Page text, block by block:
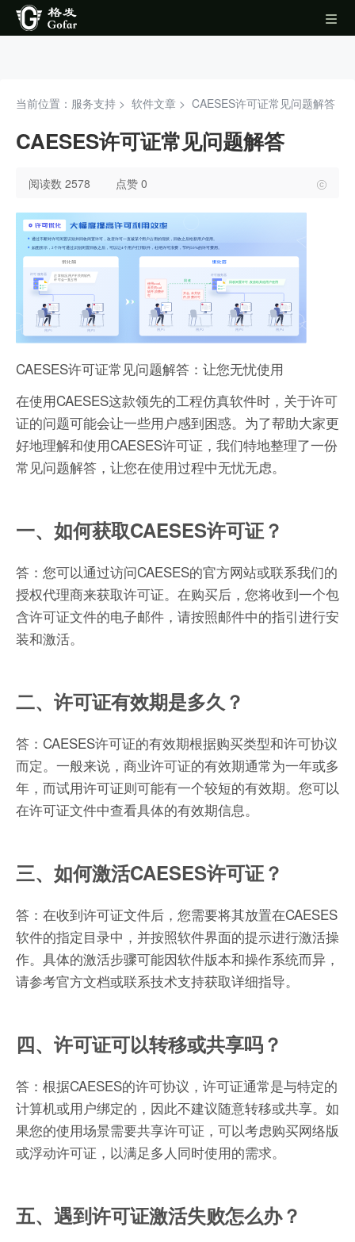
当前位置：服务支持 > 软件文章 > CAESES许可证常见问题解答
CAESES许可证常见问题解答
阅读数 2578 点赞 0
CAESES许可证常见问题解答：让您无忧使用
在使用CAESES这款领先的工程仿真软件时，关于许可
证的问题可能会让一些用户感到困惑。为了帮助大家更
好地理解和使用CAESES许可证，我们特地整理了一份
常见问题解答，让您在使用过程中无忧无虑。
一、如何获取CAESES许可证？
答：您可以通过访问CAESES的官方网站或联系我们的
授权代理商来获取许可证。在购买后，您将收到一个包
含许可证文件的电子邮件，请按照邮件中的指引进行安
装和激活。
二、许可证有效期是多久？
答：CAESES许可证的有效期根据购买类型和许可协议
而定。一般来说，商业许可证的有效期通常为一年或多
年，而试用许可证则可能有一个较短的有效期。您可以
在许可证文件中查看具体的有效期信息。
三、如何激活CAESES许可证？
答：在收到许可证文件后，您需要将其放置在CAESES
软件的指定目录中，并按照软件界面的提示进行激活操
作。具体的激活步骤可能因软件版本和操作系统而异，
请参考官方文档或联系技术支持获取详细指导。
四、许可证可以转移或共享吗？
答：根据CAESES的许可协议，许可证通常是与特定的
计算机或用户绑定的，因此不建议随意转移或共享。如
果您的使用场景需要共享许可证，可以考虑购买网络版
或浮动许可证，以满足多人同时使用的需求。
五、遇到许可证激活失败怎么办？